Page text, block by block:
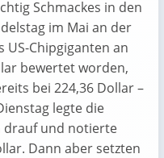
Schmackes in den
im Mai an der
US-Chipgiganten an
bewertet worden,
bei 224,36 Dollar –
legte die
drauf und notierte
Dann aber setzten